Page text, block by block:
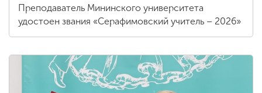
Преподаватель Мининского университета
удостоен звания «Серафимовский учитель – 2026»